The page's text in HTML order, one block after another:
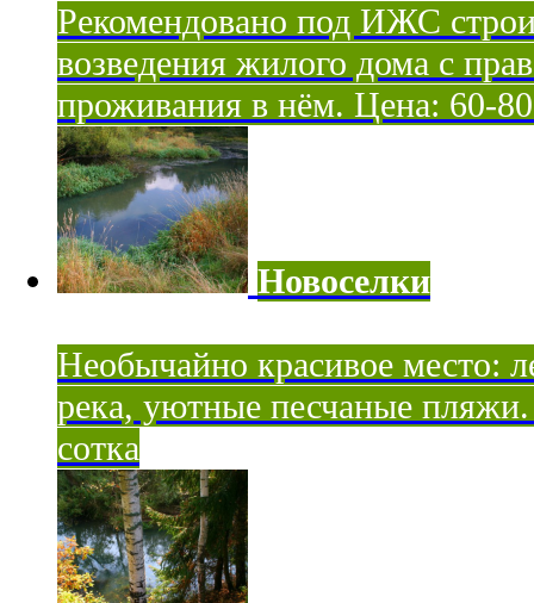
Рекомендовано под ИЖС
возведения жилого дома с
проживания в нём. Цена: 60-80
Новоселки
Необычайно красивое место:
река, уютные песчаные
сотка